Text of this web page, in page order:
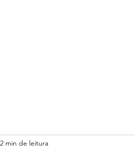
2 min de leitura